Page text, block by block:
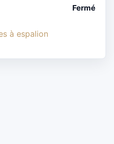
Fermé
à espalion